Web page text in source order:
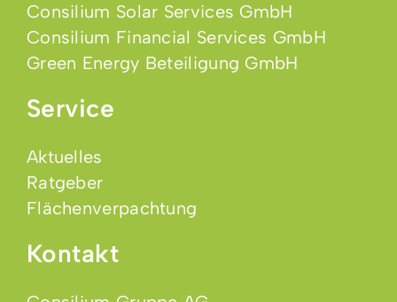
Consilium Solar Services GmbH
Consilium Financial Services GmbH
Green Energy Beteiligung GmbH
Service
Aktuelles
Ratgeber
Flächenverpachtung
Kontakt